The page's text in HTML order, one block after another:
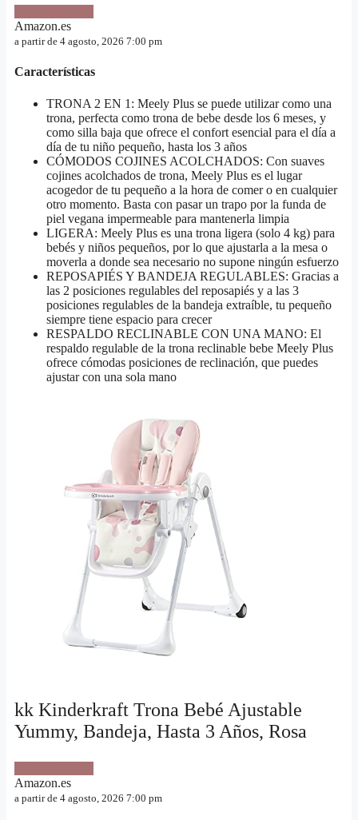
Amazon.es
a partir de 4 agosto, 2026 7:00 pm
Características
TRONA 2 EN 1: Meely Plus se puede utilizar como una
trona, perfecta como trona de bebe desde los 6 meses, y
como silla baja que ofrece el confort esencial para el día a
día de tu niño pequeño, hasta los 3 años
CÓMODOS COJINES ACOLCHADOS: Con suaves
cojines acolchados de trona, Meely Plus es el lugar
acogedor de tu pequeño a la hora de comer o en cualquier
otro momento. Basta con pasar un trapo por la funda de
piel vegana impermeable para mantenerla limpia
LIGERA: Meely Plus es una trona ligera (solo 4 kg) para
bebés y niños pequeños, por lo que ajustarla a la mesa o
moverla a donde sea necesario no supone ningún esfuerzo
REPOSAPIÉS Y BANDEJA REGULABLES: Gracias a
las 2 posiciones regulables del reposapiés y a las 3
posiciones regulables de la bandeja extraíble, tu pequeño
siempre tiene espacio para crecer
RESPALDO RECLINABLE CON UNA MANO: El
respaldo regulable de la trona reclinable bebe Meely Plus
ofrece cómodas posiciones de reclinación, que puedes
ajustar con una sola mano
kk Kinderkraft Trona Bebé Ajustable
Yummy, Bandeja, Hasta 3 Años, Rosa
Amazon.es
a partir de 4 agosto, 2026 7:00 pm